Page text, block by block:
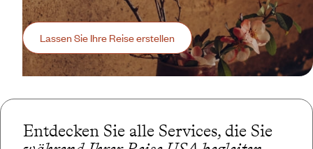
Lassen Sie Ihre Reise erstellen
Entdecken Sie alle Services, die Sie